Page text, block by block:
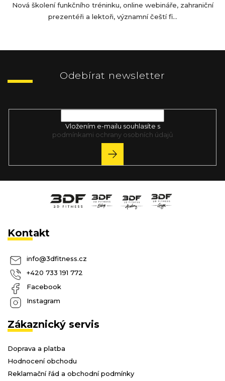
Nová školení funkčního tréninku, online webináře, zahraniční
prezentéři a lektoři, významní čeští fi...
Z
Odebírat newsletter
Vložením e-mailu souhlasíte s
podmínkami ochrany osobních údajů
PŘIHLÁSIT
SE
Kontakt
info@3dfitness.cz
+420 733 191 772
Facebook
Instagram
Zákaznický servis
Doprava a platba
Hodnocení obchodu
Reklamační řád a obchodní podmínky